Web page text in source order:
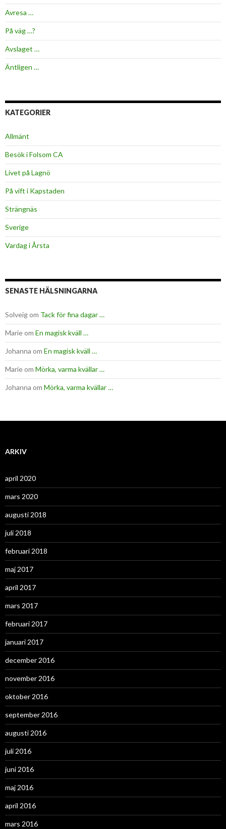
Avresa …
På väg …?
Avslaget …
Äntligen …
KATEGORIER
Allmänt
Besök i Folsom CA
Livet på Lagnö
På vift i Kapstaden
Strängnäs
Sverige
Vardag i Årsta
SENASTE HÄLSNINGARNA
Solveigom Tack för fina dagar …
Marieom En magisk kväll …
Johanna om En magisk kväll …
Marieom Mörka, varma kvällar …
Johanna om Mörka, varma kvällar …
ARKIV
april 2020
mars 2020
augusti 2018
juli 2018
februari 2018
maj 2017
april 2017
mars 2017
februari 2017
januari 2017
december 2016
november 2016
oktober 2016
september 2016
augusti 2016
juli 2016
juni 2016
maj 2016
april 2016
mars 2016